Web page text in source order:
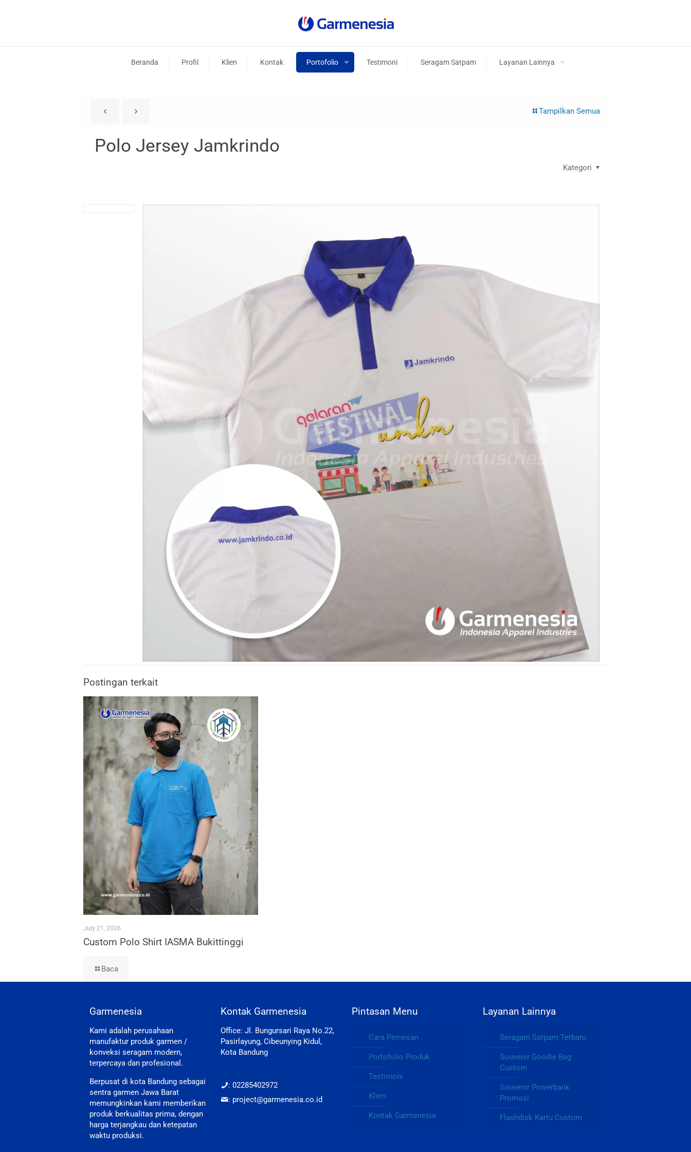
Beranda Profil Klien Kontak Portofolio Testimoni Seragam Satpam Layanan Lainnya
Tampilkan Semua
Polo Jersey Jamkrindo
Kategori
Postingan terkait
July 21, 2026
Custom Polo Shirt IASMA Bukittinggi
Baca
Garmenesia
Kami adalah perusahaan
manufaktur produk garmen /
konveksi seragam modern,
terpercaya dan profesional.
Berpusat di kota Bandung sebagai
sentra garmen Jawa Barat
memungkinkan kami memberikan
produk berkualitas prima, dengan
harga terjangkau dan ketepatan
waktu produksi.
Kontak Garmenesia
Office: Jl. Bungursari Raya No.22,
Pasirlayung, Cibeunying Kidul,
Kota Bandung
: 02285402972
: project@garmenesia.co.id
Pintasan Menu
Cara Pemesan
Portofolio Produk
Testimoni
Klien
Kontak Garmenesia
Layanan Lainnya
Seragam Satpam Terbaru
Souvenir Goodie Bag
Custom
Souvenir Powerbank
Promosi
Flashdisk Kartu Custom